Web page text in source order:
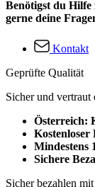
Benötigst du
gerne deine
Kontakt
Geprüfte Qualität
Sicher und vertraut
Österreich:
Kostenloser
Mindestens
Sichere
Sicher bezahlen mit